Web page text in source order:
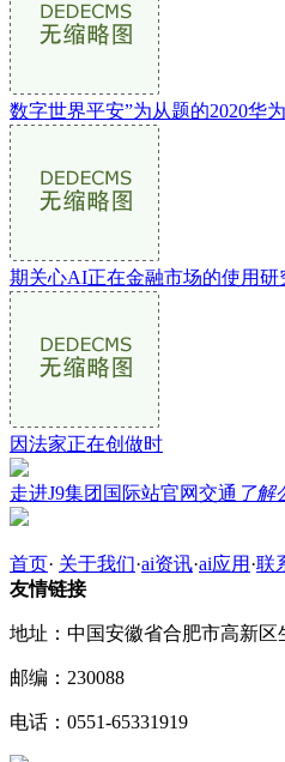
数字世界平安”为从题的2020华
期关心AI正在金融市场的使用研
因法家正在创做时
走进J9集团国际站官网交通 了解
首页· 关于我们·ai资讯·ai应用 ·联
友情链接
地址：中国安徽省合肥市高新
邮编：230088
电话：0551-65331919